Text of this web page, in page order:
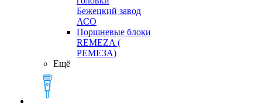
Бежецкий завод
АСО
Поршневые блоки
REMEZA (
РЕМЕЗА)
Ещё